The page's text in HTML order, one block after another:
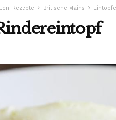
Rezepte Britische Mains Eintöpfe